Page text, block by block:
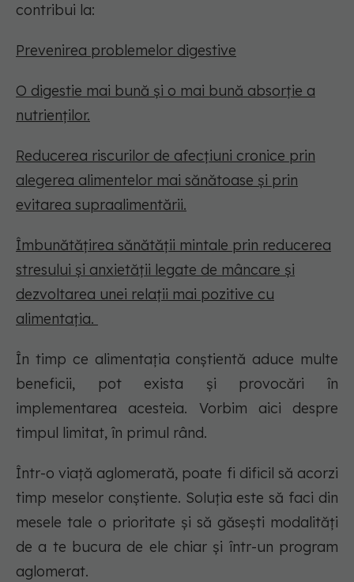
contribui la:
Prevenirea problemelor digestive
O digestie mai bună și o mai bună absorție a
nutrienților.
Reducerea riscurilor de afecțiuni cronice prin
alegerea alimentelor mai sănătoase și prin
evitarea supraalimentării.
Îmbunătățirea sănătății mintale prin reducerea
stresului și anxietății legate de mâncare și
dezvoltarea unei relații mai pozitive cu
alimentația.
În timp ce alimentația conștientă aduce multe
beneficii, pot exista și provocări în
implementarea acesteia. Vorbim aici despre
timpul limitat, în primul rând.
Într-o viață aglomerată, poate fi dificil să acorzi
timp meselor conștiente. Soluția este să faci din
mesele tale o prioritate și să găsești modalități
de a te bucura de ele chiar și într-un program
aglomerat.